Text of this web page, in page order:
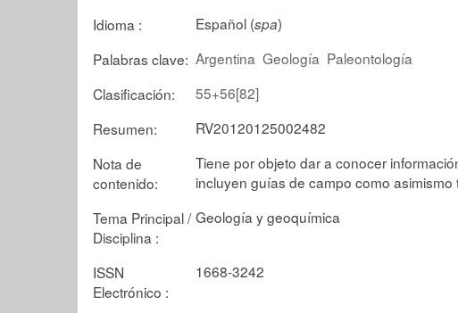
Idioma :
Español (spa)
Palabras clave: Argentina Geología Paleontología
Clasificación:
55+56[82]
Resumen:
RV20120125002482
Nota de
contenido:
Tiene por objeto dar a conocer
incluyen guías de campo como
Tema Principal /
Disciplina :
Geología y geoquímica
ISSN
Electrónico :
1668-3242